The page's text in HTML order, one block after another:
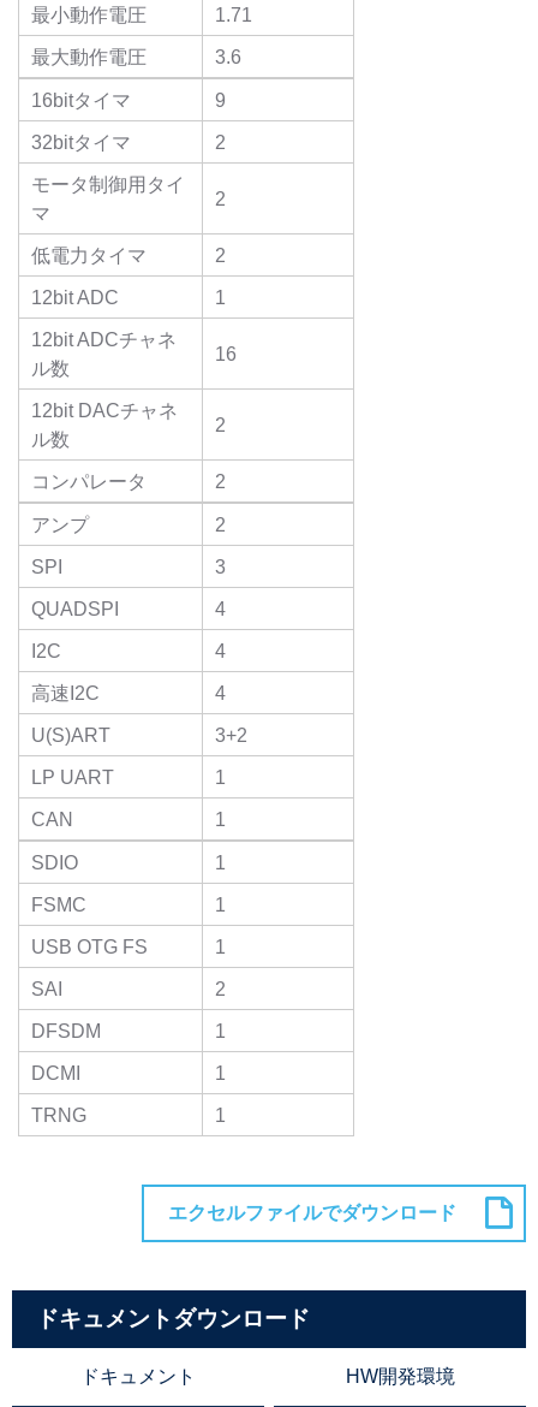
最小動作電圧
1.71
最大動作電圧
3.6
16bitタイマ
9
32bitタイマ
2
モータ制御用タイ
マ
2
低電力タイマ
2
12bit ADC
1
12bit ADCチャネ
ル数
16
12bit DACチャネ
ル数
2
コンパレータ
2
アンプ
2
SPI
3
QUADSPI
4
I2C
4
高速I2C
4
U(S)ART
3+2
LP UART
1
CAN
1
SDIO
1
FSMC
1
USB OTG FS
1
SAI
2
DFSDM
1
DCMI
1
TRNG
1
ドキュメントダウンロード
ドキュメント HW開発環境